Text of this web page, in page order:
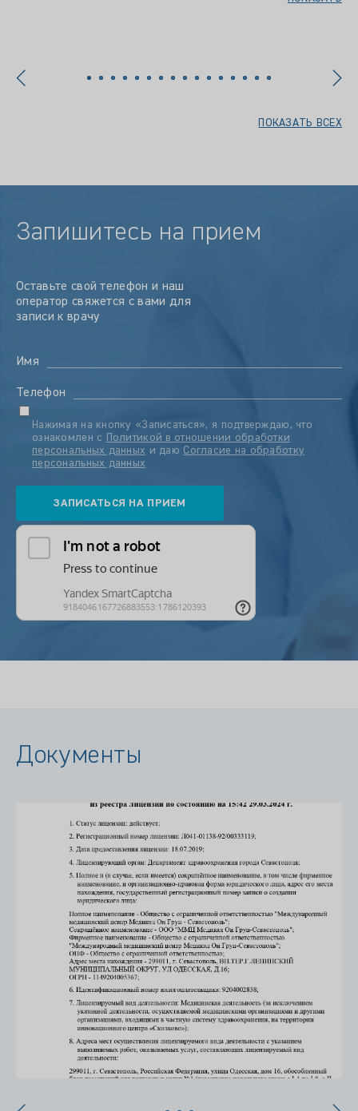
ПОКАЗАТЬ ВСЕХ
Запишитесь на прием
Оставьте свой телефон и наш
оператор свяжется с вами для
записи к врачу
Имя
Телефон
Нажимая на кнопку «Записаться», я подтверждаю, что
ознакомлен с
Политикой в отношении обработки
персональных данных и даю Согласие на обработку
персональных данных
Документы